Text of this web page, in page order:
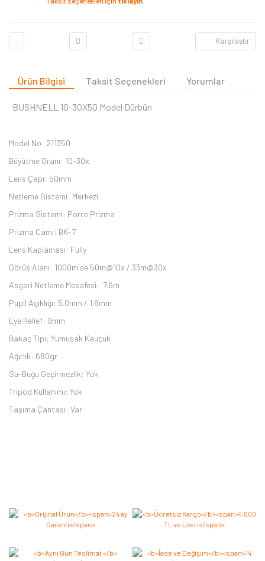
Karşılaştır
Ürün Bilgisi Taksit Seçenekleri Yorumlar
BUSHNELL 10-30X50 Model Dürbün
Model No: 211350
Büyütme Oranı: 10-30x
Lens Çapı: 50mm
Netleme Sistemi: Merkezi
Prizma Sistemi: Porro Prizma
Prizma Camı: BK-7
Lens Kaplaması: Fully
Görüş Alanı: 1000m'de 50m@10x / 33m@30x
Asgari Netleme Mesafesi: 7.6m
Pupil Açıklığı: 5.0mm / 1.6mm
Eye Relief: 9mm
Bakaç Tipi: Yumuşak Kauçuk
Ağırlık: 680gr
Su-Buğu Geçirmezlik: Yok
Tripod Kullanımı: Yok
Taşıma Çantası: Var